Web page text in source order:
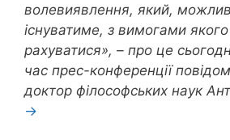
волевиявлення, який,
існуватиме, з вимогами
рахуватися», – про це
час прес-конференції
доктор філософських наук
→